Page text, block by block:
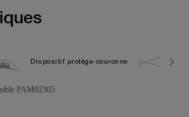
Dispositif protège-couronne